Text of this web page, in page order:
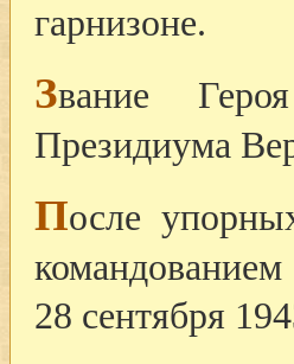
гарнизоне.
Звание
Президиума
После
28 сентября